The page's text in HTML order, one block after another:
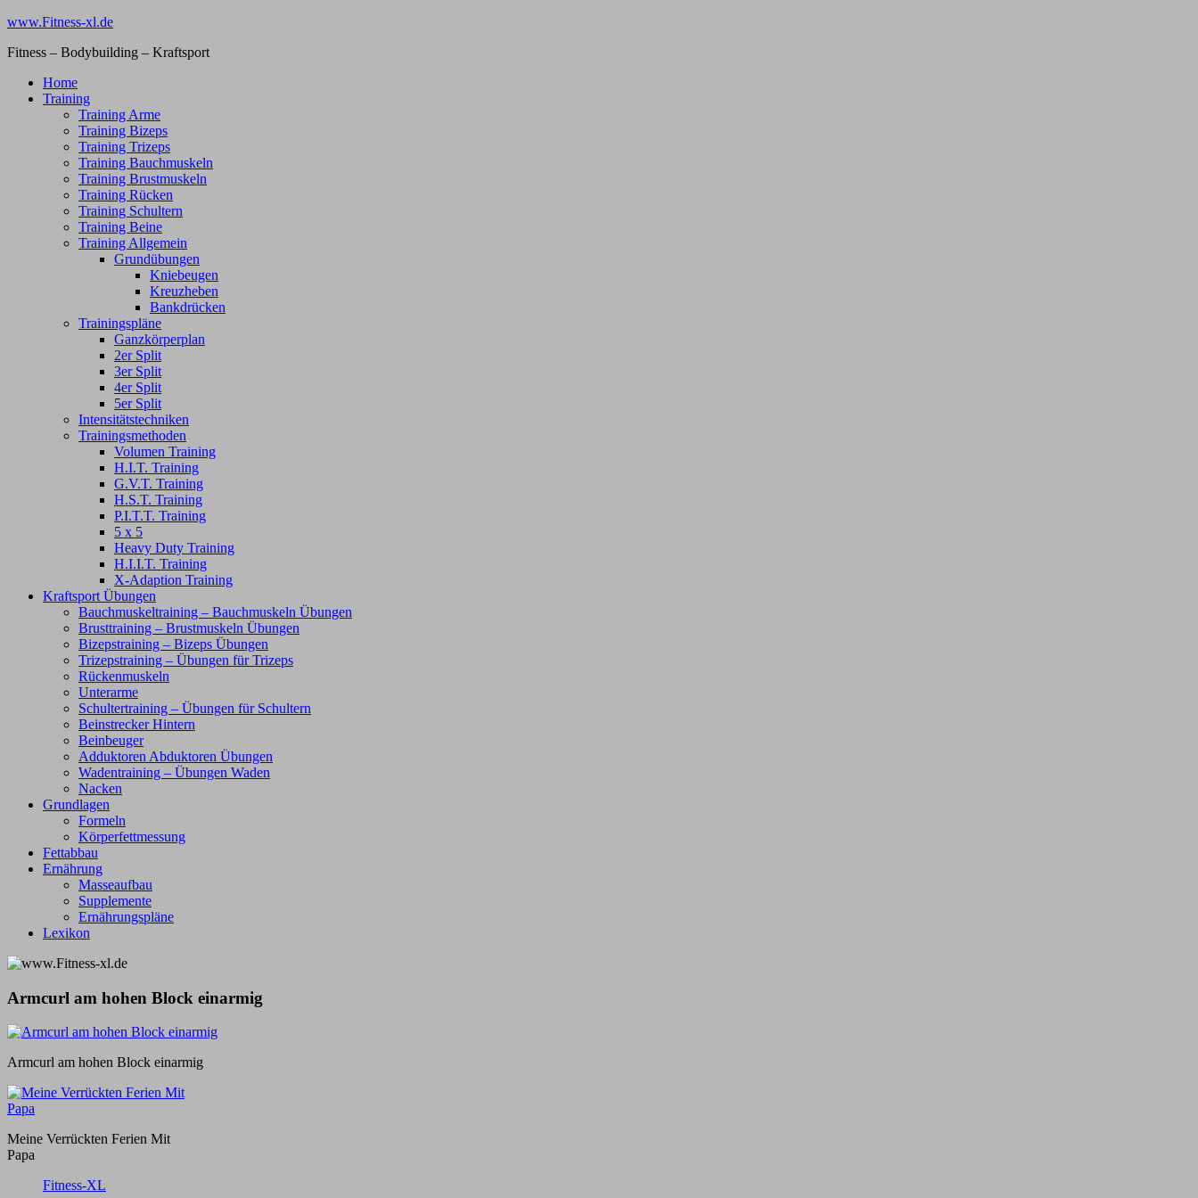
Zum
springen
www.Fitness-xl.de
Fitness – Bodybuilding – Kraftsport
Home
Training
Training Arme
Training Bizeps
Training Trizeps
Training Bauchmuskeln
Training Brustmuskeln
Training Rücken
Training Schultern
Training Beine
Training Allgemein
Grundübungen
Kniebeugen
Kreuzheben
Bankdrücken
Trainingspläne
Ganzkörperplan
2er Split
3er Split
4er Split
5er Split
Intensitätstechniken
Trainingsmethoden
Volumen Training
H.I.T. Training
G.V.T. Training
H.S.T. Training
P.I.T.T. Training
5 x 5
Heavy Duty Training
H.I.I.T. Training
X-Adaption Training
Kraftsport Übungen
Bauchmuskeltraining – Bauchmuskeln Übungen
Brusttraining – Brustmuskeln Übungen
Bizepstraining – Bizeps Übungen
Trizepstraining – Übungen für Trizeps
Rückenmuskeln
Unterarme
Schultertraining – Übungen für Schultern
Beinstrecker Hintern
Beinbeuger
Adduktoren Abduktoren Übungen
Wadentraining – Übungen Waden
Nacken
Grundlagen
Formeln
Körperfettmessung
Fettabbau
Ernährung
Masseaufbau
Supplemente
Ernährungspläne
Lexikon
Armcurl am hohen Block einarmig
Armcurl am hohen Block einarmig
Meine Verrückten Ferien Mit
Papa
Fitness-XL